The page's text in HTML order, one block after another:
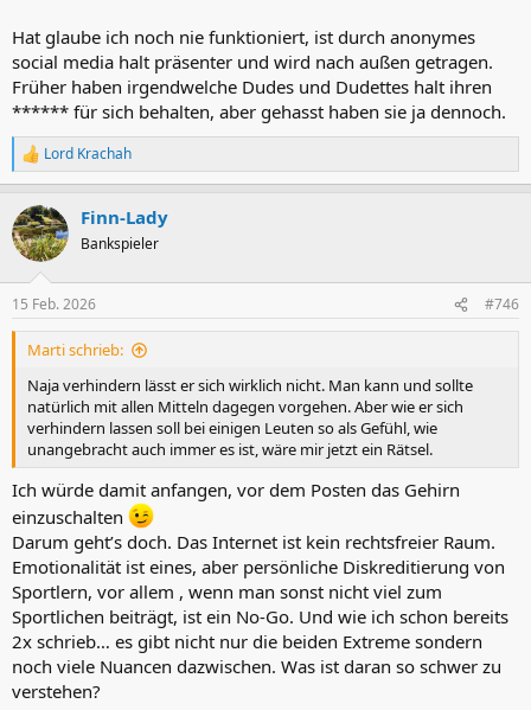
Hat glaube ich noch nie funktioniert, ist durch anonymes
social media halt präsenter und wird nach außen getragen.
Früher haben irgendwelche Dudes und Dudettes halt ihren
****** für sich behalten, aber gehasst haben sie ja dennoch.
R
e
k
t
i
e
n
Lord Krachah
Finn-Lady
Bankspieler
15 Feb. 2026 #746
Marti schrieb:
Naja verhindern lässt er sich wirklich nicht. Man kann und sollte
natürlich mit allen Mitteln dagegen vorgehen. Aber wie er sich
verhindern lassen soll bei einigen Leuten so als Gefühl, wie
unangebracht auch immer es ist, wäre mir jetzt ein Rätsel.
Ich würde damit anfangen, vor dem Posten das Gehirn
einzuschalten
Darum geht’s doch. Das Internet ist kein rechtsfreier Raum.
Emotionalität ist eines, aber persönliche Diskreditierung von
Sportlern, vor allem , wenn man sonst nicht viel zum
Sportlichen beiträgt, ist ein No-Go. Und wie ich schon bereits
2x schrieb… es gibt nicht nur die beiden Extreme sondern
noch viele Nuancen dazwischen. Was ist daran so schwer zu
verstehen?